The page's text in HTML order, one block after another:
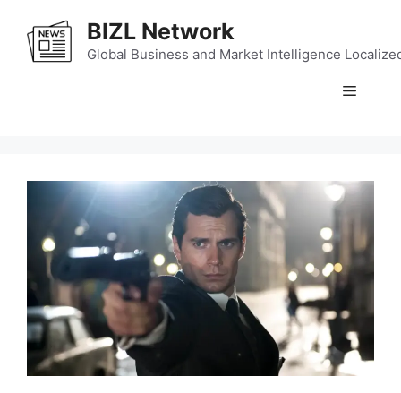
content
BIZL Network
Global Business and Market Intelligence
Menu